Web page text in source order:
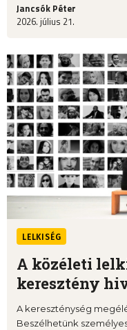
Jancsók Péter
2026. július 21.
LELKISÉG
A közéleti
keresztény
A kereszténység
Beszélhetünk